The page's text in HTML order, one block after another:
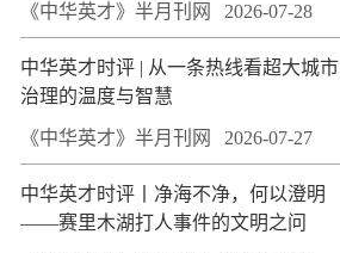
《中华英才》半月刊网 2026-07-28
中华英才时评 | 从一条热线看超大城市
治理的温度与智慧
《中华英才》半月刊网 2026-07-27
中华英才时评丨净海不净，何以澄明
——赛里木湖打人事件的文明之问